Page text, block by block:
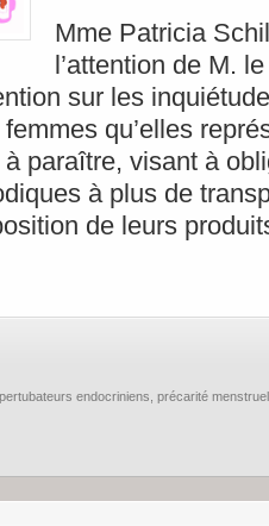
Mme Patricia
l’attention de M.
sur les
qu’elles
paraître, visant à
à plus de
de leurs
pertubateurs endocriniens précarité